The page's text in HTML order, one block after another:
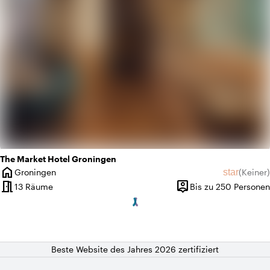
The Market Hotel Groningen
home
Ort
Groningen star(Keiner)
Keine
meeting_room13 Räume person_pin
Kapazität
Bis zu 250 Personen
Beste Website des Jahres 2026 zertifiziert